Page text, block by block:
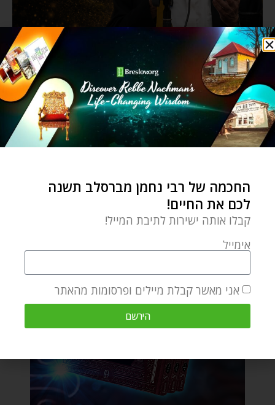
החכמה של רבי נחמן מברסלב תשנה
לכם את החיים!
קבלו אותה ישירות לתיבת המייל!
אימייל
אני מאשר קבלת מיילים ופרסומות מהאתר
הירשם